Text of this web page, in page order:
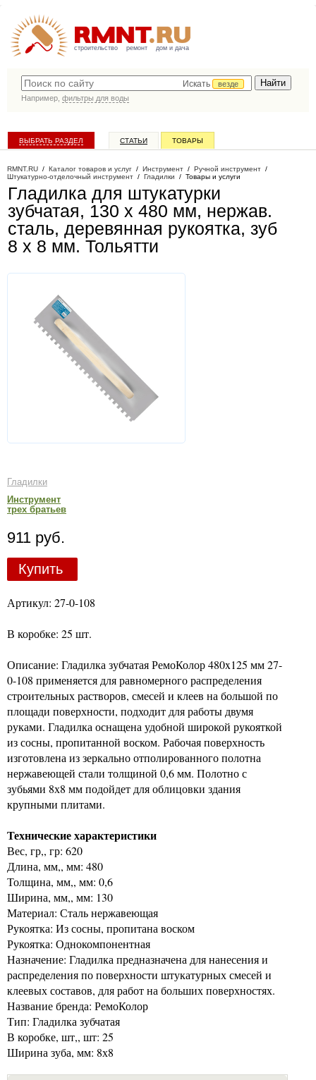
строительство ремонт дом и дача
Искать
везде
Например, фильтры для воды
ВЫБРАТЬ РАЗДЕЛ СТАТЬИ ТОВАРЫ
RMNT.RU / Каталог товаров и услуг / Инструмент / Ручной инструмент /
Штукатурно-отделочный инструмент / Гладилки / Товары и услуги
Гладилка для штукатурки
зубчатая, 130 х 480 мм, нержав.
сталь, деревянная рукоятка, зуб
8 х 8 мм. Тольятти
Гладилки
Инструмент
трех братьев
911 руб.
Купить
Артикул: 27-0-108
В коробке: 25 шт.
Описание: Гладилка зубчатая РемоКолор 480x125 мм 27-
0-108 применяется для равномерного распределения
строительных растворов, смесей и клеев на большой по
площади поверхности, подходит для работы двумя
руками. Гладилка оснащена удобной широкой рукояткой
из сосны, пропитанной воском. Рабочая поверхность
изготовлена из зеркально отполированного полотна
нержавеющей стали толщиной 0,6 мм. Полотно с
зубьями 8х8 мм подойдет для облицовки здания
крупными плитами.
Технические характеристики
Вес, гр,, гр: 620
Длина, мм,, мм: 480
Толщина, мм,, мм: 0,6
Ширина, мм,, мм: 130
Материал: Сталь нержавеющая
Рукоятка: Из сосны, пропитана воском
Рукоятка: Однокомпонентная
Назначение: Гладилка предназначена для нанесения и
распределения по поверхности штукатурных смесей и
клеевых составов, для работ на больших поверхностях.
Название бренда: РемоКолор
Тип: Гладилка зубчатая
В коробке, шт,, шт: 25
Ширина зуба, мм: 8х8